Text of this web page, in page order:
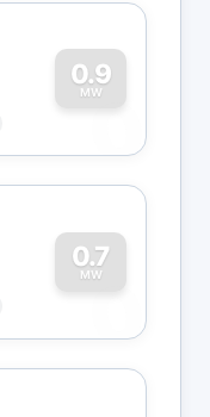
0.9
MW
0
0.7
MW
0